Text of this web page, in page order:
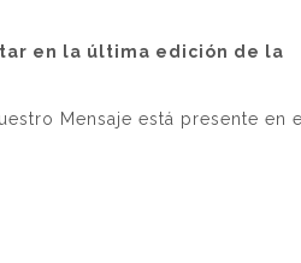
en la última edición de la
Mensaje está presente en